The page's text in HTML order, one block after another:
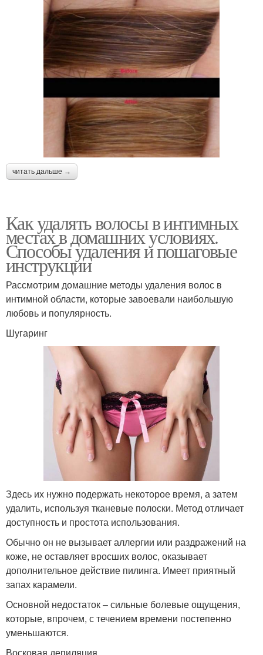
читать дальше →
Как удалять волосы в интимных
местах в домашних условиях.
Способы удаления и пошаговые
инструкции
Рассмотрим домашние методы удаления волос в
интимной области, которые завоевали наибольшую
любовь и популярность.
Шугаринг
Здесь их нужно подержать некоторое время, а затем
удалить, используя тканевые полоски. Метод отличает
доступность и простота использования.
Обычно он не вызывает аллергии или раздражений на
коже, не оставляет вросших волос, оказывает
дополнительное действие пилинга. Имеет приятный
запах карамели.
Основной недостаток – сильные болевые ощущения,
которые, впрочем, с течением времени постепенно
уменьшаются.
Восковая депиляция